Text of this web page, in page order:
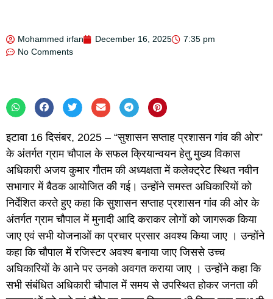
Mohammed irfan December 16, 2025
7:35 pm
No Comments
इटावा 16 दिसंबर, 2025 – “सुशासन सप्ताह प्रशासन गांव की ओर”
के अंतर्गत ग्राम चौपाल के सफल क्रियान्वयन हेतु मुख्य विकास
अधिकारी अजय कुमार गौतम की अध्यक्षता में कलेक्ट्रेट स्थित नवीन
सभागार में बैठक आयोजित की गई। उन्होंने समस्त अधिकारियों को
निर्देशित करते हुए कहा कि सुशासन सप्ताह प्रशासन गांव की ओर के
अंतर्गत ग्राम चौपाल में मुनादी आदि कराकर लोगों को जागरूक किया
जाए एवं सभी योजनाओं का प्रचार प्रसार अवश्य किया जाए । उन्होंने
कहा कि चौपाल में रजिस्टर अवश्य बनाया जाए जिससे उच्च
अधिकारियों के आने पर उनको अवगत कराया जाए । उन्होंने कहा कि
सभी संबंधित अधिकारी चौपाल में समय से उपस्थित होकर जनता की